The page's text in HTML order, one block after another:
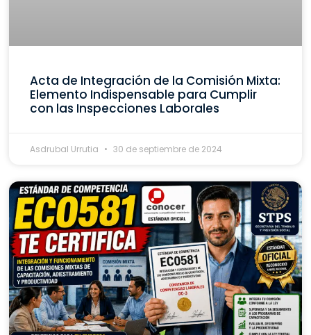
Acta de Integración de la Comisión Mixta:
Elemento Indispensable para Cumplir
con las Inspecciones Laborales
Asdrubal Urrutia 30 de septiembre de 2024